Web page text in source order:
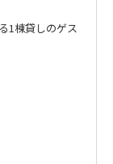
1棟貸しのゲス
空間を提供し